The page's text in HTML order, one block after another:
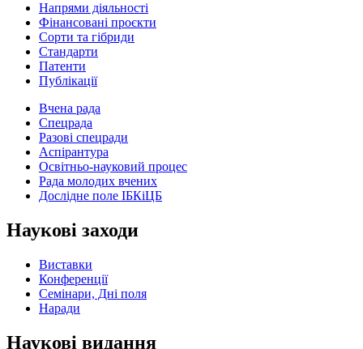
Напрями діяльності
Фінансовані проєкти
Сорти та гібриди
Стандарти
Патенти
Публікації
Вчена рада
Спецрада
Разові спецради
Аспірантура
Освітньо-науковий процес
Рада молодих вчених
Дослідне поле ІБКіЦБ
Наукові заходи
Виставки
Конференції
Семінари, Дні поля
Наради
Наукові видання